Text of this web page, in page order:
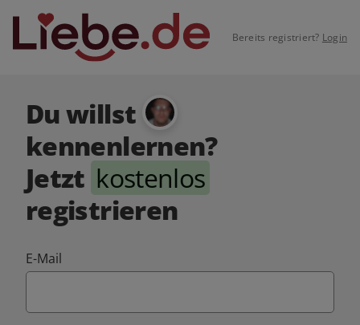
Bereits registriert? Login
Du willst
kennenlernen?
Jetzt kostenlos
registrieren
E-Mail